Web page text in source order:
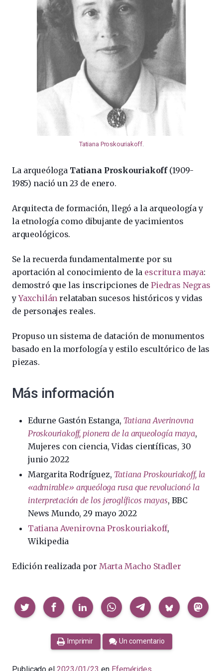
Tatiana Proskouriakoff.
La arqueóloga Tatiana Proskouriakoff(1909-
1985) nació un 23 de enero.
Arquitecta de formación, llegó a la arqueología y
la etnología como dibujante de yacimientos
arqueológicos.
Se la recuerda fundamentalmente por su
aportación al conocimiento de la escritura maya:
demostró que las inscripciones dePiedras Negras
yYaxchilán relataban sucesos históricos y vidas
de personajes reales.
Propuso un sistema de datación de monumentos
basado en la morfología y estilo escultórico de las
piezas.​
Más información
Edurne Gastón Estanga, Tatiana Averinovna
Proskouriakoff, pionera de la arqueología maya,
Mujeres con ciencia, Vidas científicas, 30
junio 2022
Margarita Rodríguez, Tatiana Proskouriakoff, la
«admirable» arqueóloga rusa que revolucionó la
interpretación de los jeroglíficos mayas, BBC
News Mundo, 29 mayo 2022
Tatiana Avenirovna Proskouriakoff,
Wikipedia
Edición realizada por Marta Macho Stadler
Compartir
Imprimir Un comentario
Publicado el 2023/01/23 en Efemérides